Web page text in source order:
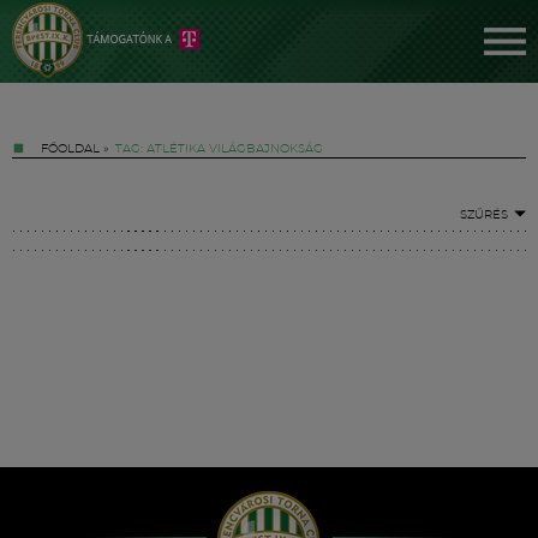
FŐOLDAL » TAG: ATLÉTIKA VILÁGBAJNOKSÁG
SZŰRÉS
Hírek